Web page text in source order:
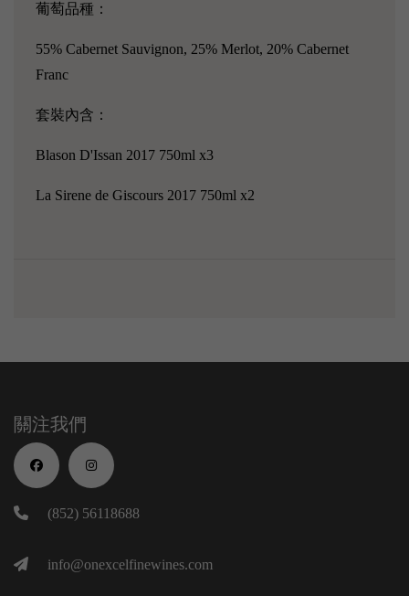
葡萄品種：
55% Cabernet Sauvignon, 25% Merlot, 20% Cabernet
Franc
套裝內含：
Blason D'Issan 2017 750ml x3
La Sirene de Giscours 2017 750ml x2
關注我們
(852) 56118688
info@onexcelfinewines.com